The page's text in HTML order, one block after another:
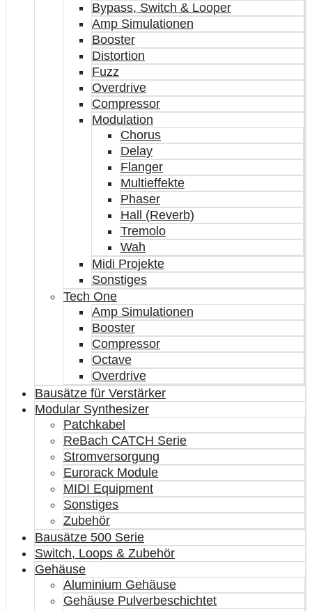
Bypass, Switch & Looper
Amp Simulationen
Booster
Distortion
Fuzz
Overdrive
Compressor
Modulation
Chorus
Delay
Flanger
Multieffekte
Phaser
Hall (Reverb)
Tremolo
Wah
Midi Projekte
Sonstiges
Tech One
Amp Simulationen
Booster
Compressor
Octave
Overdrive
Bausätze für Verstärker
Modular Synthesizer
Patchkabel
ReBach CATCH Serie
Stromversorgung
Eurorack Module
MIDI Equipment
Sonstiges
Zubehör
Bausätze 500 Serie
Switch, Loops & Zubehör
Gehäuse
Aluminium Gehäuse
Gehäuse Pulverbeschichtet